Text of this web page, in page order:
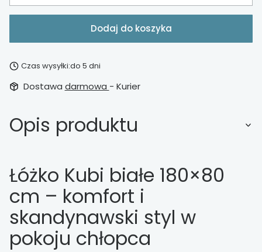
Dodaj do koszyka
Czas wysyłki:do 5 dni
Dostawa darmowa - Kurier
Opis produktu
Łóżko Kubi białe 180×80
cm – komfort i
skandynawski styl w
pokoju chłopca